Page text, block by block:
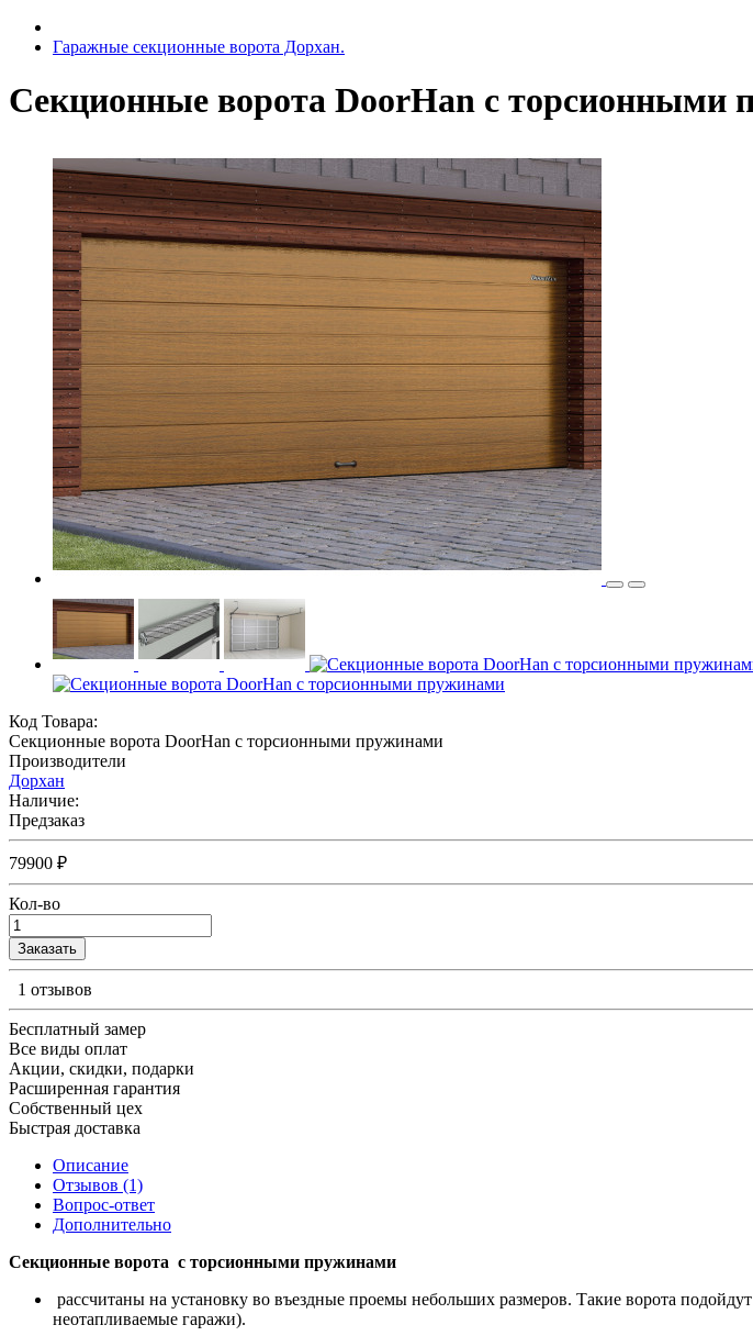
Гаражные секционные ворота Дорхан.
Секционные ворота DoorHan с торсионными
Код Товара:
Секционные ворота DoorHan с торсионными пружинами
Производители
Дорхан
Наличие:
Предзаказ
79900 ₽
Кол-во
Заказать
1 отзывов
Бесплатный замер
Все виды оплат
Акции, скидки, подарки
Расширенная гарантия
Собственный цех
Быстрая доставка
Описание
Отзывов (1)
Вопрос-ответ
Дополнительно
Секционные ворота с торсионными пружинами
рассчитаны на установку во въездные проемы небольших размеров. Такие ворота
неотапливаемые гаражи).